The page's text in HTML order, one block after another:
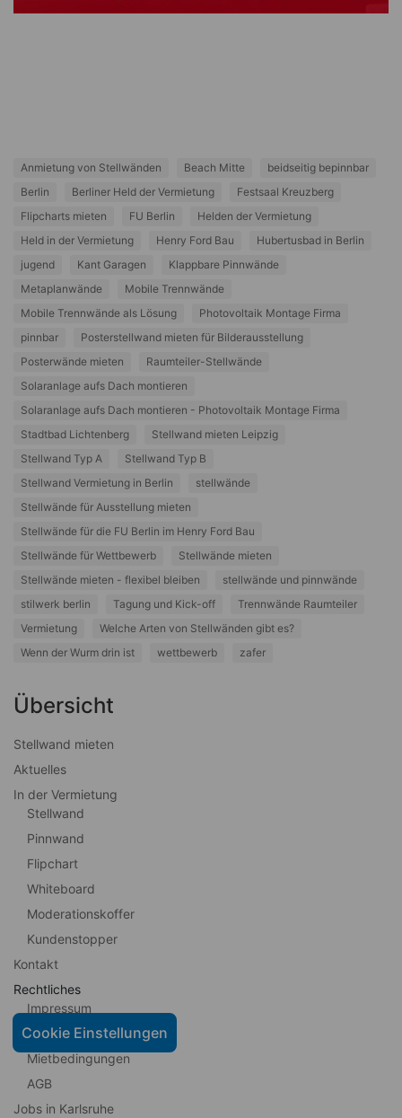
Cookie Einstellungen
Anmietung von Stellwänden Beach Mitte
beidseitig bepinnbar
Berlin
Berliner Held der Vermietung
Festsaal Kreuzberg
Flipcharts mieten
FU Berlin
Helden der Vermietung
Held in der Vermietung
Henry Ford Bau
Hubertusbad in Berlin
jugend
Kant Garagen
Klappbare Pinnwände
Metaplanwände
Mobile Trennwände
Mobile Trennwände als Lösung
Photovoltaik Montage Firma
pinnbar
Posterstellwand mieten für Bilderausstellung
Posterwände mieten
Raumteiler-Stellwände
Solaranlage aufs Dach montieren
Solaranlage aufs Dach montieren - Photovoltaik Montage Firma
Stadtbad Lichtenberg
Stellwand mieten Leipzig
Stellwand Typ A
Stellwand Typ B
Stellwand Vermietung in Berlin
stellwände
Stellwände für Ausstellung mieten
Stellwände für die FU Berlin im Henry Ford Bau
Stellwände für Wettbewerb
Stellwände mieten
Stellwände mieten - flexibel bleiben
stellwände und pinnwände
stilwerk berlin
Tagung und Kick-off
Trennwände Raumteiler
Vermietung
Welche Arten von Stellwänden gibt es?
Wenn der Wurm drin ist
wettbewerb zafer
Übersicht
Stellwand mieten
Aktuelles
In der Vermietung
Stellwand
Pinnwand
Flipchart
Whiteboard
Moderationskoffer
Kundenstopper
Kontakt
Rechtliches
Impressum
Datenschutz
Mietbedingungen
AGB
Jobs in Karlsruhe